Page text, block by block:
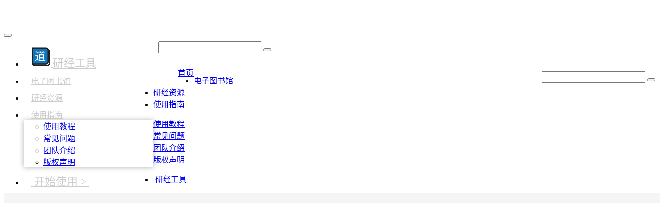
研经工具
电子图书馆
研经资源
使用指南
使用教程
常见问题
团队介绍
版权声明
开始使用 >
首页
电子图书馆
研经资源
使用指南
使用教程
常见问题
团队介绍
版权声明
研经工具